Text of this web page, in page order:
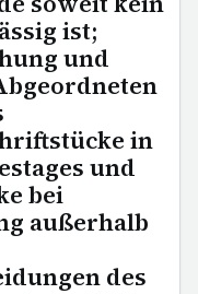
ist;
und
in
und
bei
außerhalb
des